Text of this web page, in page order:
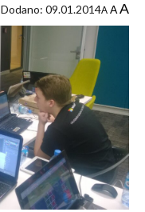
Dodano: 09.01.2014A AA